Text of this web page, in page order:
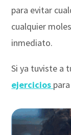
para evitar
cualquier
inmediato.
Si ya tuviste a
ejercicios